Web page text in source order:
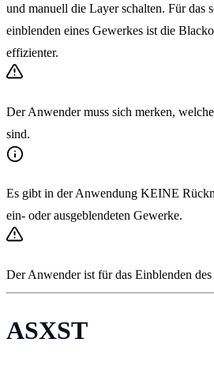
und manuell die Layer schalten. Für das
einblenden eines Gewerkes ist die
effizienter.
Der Anwender muss sich merken,
sind.
Es gibt in der Anwendung KEINE
ein- oder ausgeblendeten Gewerke.
Der Anwender ist für das Einblenden
ASXST